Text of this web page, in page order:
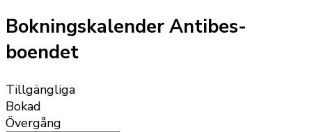
Bokningskalender Antibes-
boendet
Tillgängliga
Bokad
Övergång